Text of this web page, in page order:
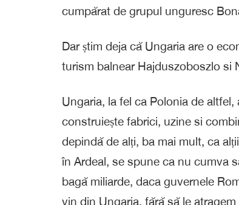
cumpărat de grupul unguresc
Dar știm deja că Ungaria are o
turism balnear Hajduszoboszlo si
Ungaria, la fel ca Polonia de
construiește fabrici, uzine si
depindă de alți, ba mai mult, ca
în Ardeal, se spune ca nu cumva
bagă miliarde, daca guvernele
vin din Ungaria, fără să le atragem